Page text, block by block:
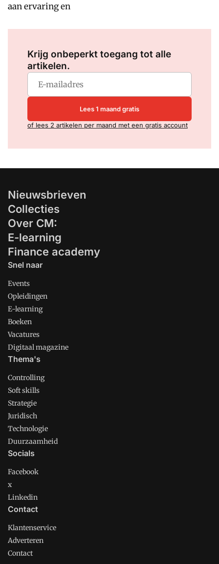
aan ervaring en
Krijg onbeperkt toegang tot alle
artikelen.
Lees 1 maand gratis
of lees 2 artikelen per maand met een gratis account
Nieuwsbrieven
Collecties
Over CM:
E-learning
Finance academy
Snel naar
Events
Opleidingen
E-learning
Boeken
Vacatures
Digitaal magazine
Thema's
Controlling
Soft skills
Strategie
Juridisch
Technologie
Duurzaamheid
Socials
Facebook
x
Linkedin
Contact
Klantenservice
Adverteren
Contact